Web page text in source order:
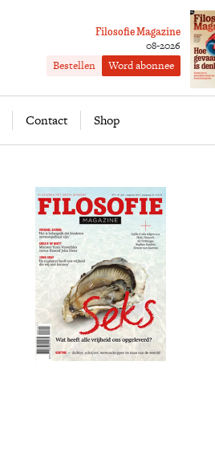
Filosofie Magazine
08-2026
Bestellen Word abonnee
Contact Shop
Word abonnee